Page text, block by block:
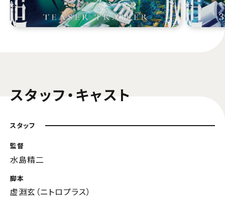
スタッフ・キャスト
スタッフ
監督
水島精二
脚本
虚淵玄（ニトロプラス）